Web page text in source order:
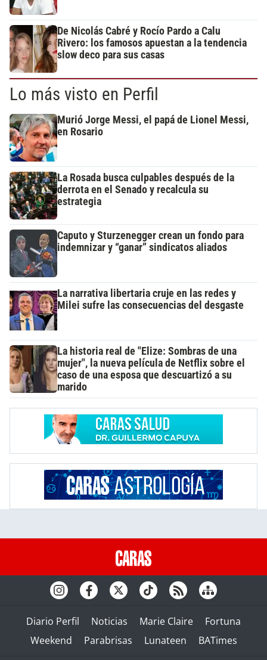
De Nicolás Cabré y Rocío Pardo a Calu
Rivero: los famosos apuestan a la tendencia
slow deco para sus casas
Lo más visto en Perfil
Murió Jorge Messi, el papá de Lionel Messi,
en Rosario
La Rosada busca culpables después de la
derrota en el Senado y recalcula su
estrategia
Caputo y Sturzenegger crean un fondo para
indemnizar y “ganar” sindicatos aliados
La narrativa libertaria cruje en las redes y
Milei sufre las consecuencias del desgaste
La historia real de "Elize: Sombras de una
mujer", la nueva película de Netflix sobre el
caso de una esposa que descuartizó a su
marido
Diario Perfil Noticias Marie Claire
Fortuna
Weekend
Parabrisas Lunateen BATimes